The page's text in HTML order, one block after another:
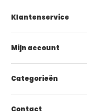
Klantenservice
Mijn account
Categorieën
Contact